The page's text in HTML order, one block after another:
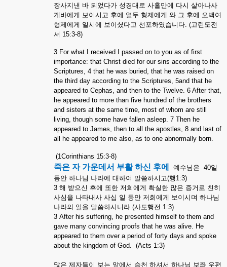
장사지낸 바 되었다가 성경대로 사흘만에 다시 살아나사
게바에게 보이시고 후에 열두 형제에게 와 그 후에 오백여
형제에게 일시에 보이셨다고 선포하였습니다. (고린도전
서 15:3-8)
3 For what I received I passed on to you as of first
importance: that Christ died for our sins according to the
Scriptures, 4 that he was buried, that he was raised on
the third day according to the Scriptures, 5and that he
appeared to Cephas, and then to the Twelve. 6 After that,
he appeared to more than five hundred of the brothers
and sisters at the same time, most of whom are still
living, though some have fallen asleep. 7 Then he
appeared to James, then to all the apostles, 8 and last of
all he appeared to me also, as to one abnormally born.
(1Corinthians 15:3-8)
죽은 자 가운데서 부활 하신 후에 예수님은 40일
동안 하나님 나라에 대하여 말씀하시고(행1:3)
3 해 받으신 후에 또한 저희에게 확실한 많은 증거로 친히
사심을 나타내사 사십 일 동안 저희에게 보이시며 하나님
나라의 일을 말씀하시니라 (사도행전 1:3)
3 After his suffering, he presented himself to them and
gave many convincing proofs that he was alive. He
appeared to them over a period of forty days and spoke
about the kingdom of God. (Acts 1:3)
많은 제자들이 보는 앞에서 승천 하셔서 하나님 보좌 우편